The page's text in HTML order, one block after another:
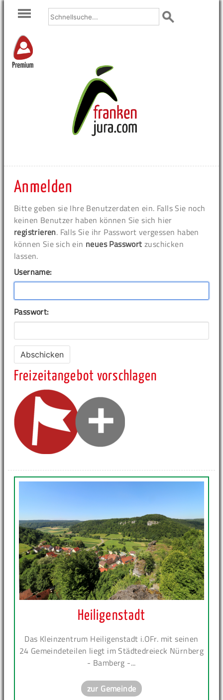
Premium
Anmelden
Bitte geben sie Ihre Benutzerdaten ein. Falls Sie noch
keinen Benutzer haben können Sie sich hier
registrieren. Falls Sie ihr Passwort vergessen haben
können Sie sich ein neues Passwort zuschicken
lassen.
Username:
Passwort:
Freizeitangebot vorschlagen
Heiligenstadt
Das Kleinzentrum Heiligenstadt i.OFr. mit seinen
24 Gemeindeteilen liegt im Städtedreieck Nürnberg
- Bamberg -...
zur Gemeinde